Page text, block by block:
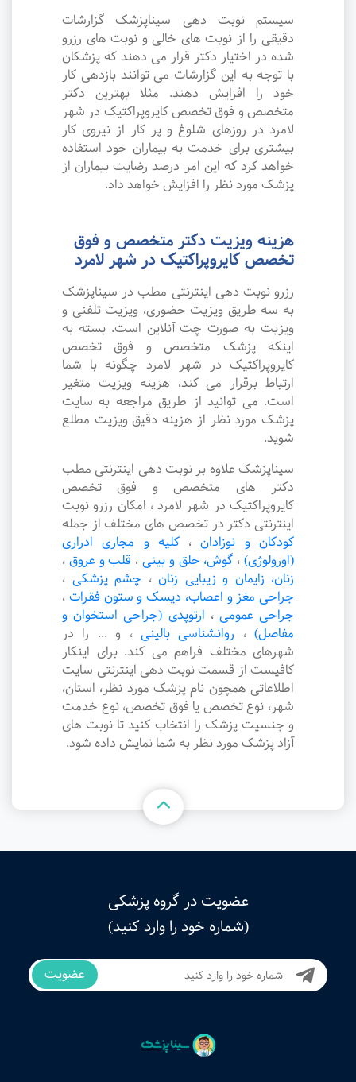
سیستم نوبت دهی سیناپزشک گزارشات
دقیقی را از نوبت های خالی و نوبت های رزرو
شده در اختیار دکتر قرار می دهند که پزشکان
با توجه به این گزارشات می توانند بازدهی کار
خود را افزایش دهند. مثلا بهترین دکتر
متخصص و فوق تخصص کایروپراکتیک در شهر
لامرد در روزهای شلوغ و پر کار از نیروی کار
بیشتری برای خدمت به بیماران خود استفاده
خواهد کرد که این امر درصد رضایت بیماران از
پزشک مورد نظر را افزایش خواهد داد.
هزینه ویزیت دکتر متخصص و فوق
تخصص کایروپراکتیک در شهر لامرد
رزرو نوبت دهی اینترنتی مطب در سیناپزشک
به سه طریق ویزیت حضوری، ویزیت تلفنی و
ویزیت به صورت چت آنلاین است. بسته به
اینکه پزشک متخصص و فوق تخصص
کایروپراکتیک در شهر لامرد چگونه با شما
ارتباط برقرار می کند، هزینه ویزیت متغیر
است. می توانید از طریق مراجعه به سایت
پزشک مورد نظر از هزینه دقیق ویزیت مطلع
شوید.
سیناپزشک علاوه بر نوبت دهی اینترنتی مطب
دکتر های متخصص و فوق تخصص
کایروپراکتیک در شهر لامرد ، امکان رزرو نوبت
اینترنتی دکتر در تخصص های مختلف از جمله
کودکان و نوزادان ،کلیه و مجاری ادراری
(اورولوژی) ، گوش، حلق و بینی ، قلب و عروق ،
زنان، زایمان و زیبایی زنان ، چشم پزشکی ،
جراحی مغز و اعصاب، دیسک و ستون فقرات ،
جراحی عمومی ، ارتوپدی (جراحی استخوان و
مفاصل) ، روانشناسی بالینی ، و ... را در
شهرهای مختلف فراهم می کند. برای اینکار
کافیست از قسمت نوبت دهی اینترنتی سایت
اطلاعاتی همچون نام پزشک مورد نظر، استان،
شهر، نوع تخصص یا فوق تخصص، نوع خدمت
و جنسیت پزشک را انتخاب کنید تا نوبت های
آزاد پزشک مورد نظر به شما نمایش داده شود.
عضویت در گروه پزشکی
(شماره خود را وارد کنید)
عضویت